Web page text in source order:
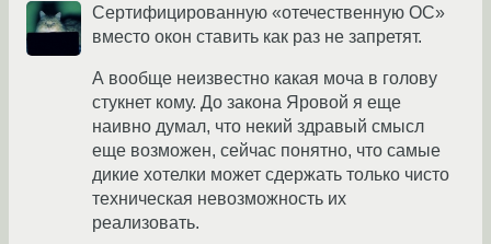
Сертифицированную «отечественную ОС»
вместо окон ставить как раз не запретят.
А вообще неизвестно какая моча в голову
стукнет кому. До закона Яровой я еще
наивно думал, что некий здравый смысл
еще возможен, сейчас понятно, что самые
дикие хотелки может сдержать только чисто
техническая невозможность их
реализовать.